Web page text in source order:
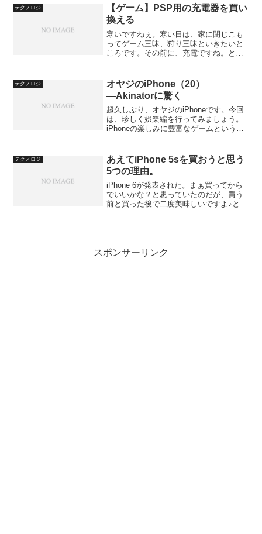
は文字どおり雛形で、テンプレートを文
書の性格に...
テクノロジ
【ゲーム】PSP用の充電器を買い
換える
寒いですねぇ。寒い日は、家に閉じこも
ってゲーム三昧、狩り三昧といきたいと
ころです。その前に、充電ですね。と思
ったようです。
テクノロジ
オヤジのiPhone（20）
―Akinatorに驚く
超久しぶり、オヤジのiPhoneです。今回
は、珍しく娯楽編を行ってみましょう。
iPhoneの楽しみに豊富なゲームというの
のも多いようです。最近入手したもので
は、「Aki...
テクノロジ
あえてiPhone 5sを買おうと思う
5つの理由。
iPhone 6が発表された。まぁ買ってから
でいいかな？と思っていたのだが、買う
前と買った後で二度美味しいですよ♪とい
スポンサーリンク